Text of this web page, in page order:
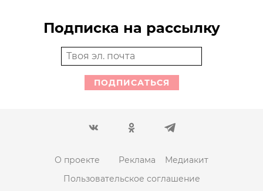
Подписка на рассылку
ПОДПИСАТЬСЯ
О проекте Реклама
Медиакит
Пользовательское соглашение